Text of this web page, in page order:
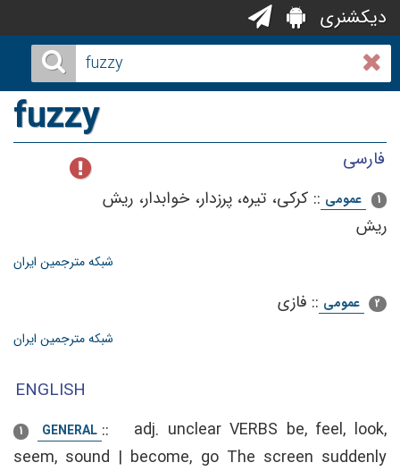
دیکشنری
fuzzy
فارسی
1 عمومی :: كركی‌، تیره‌، پرزدار، خوابدار، ریش‌
ریش‌
شبکه مترجمین ایران
2 عمومی :: فازی
شبکه مترجمین ایران
ENGLISH
1 GENERAL ::
adj. unclear VERBS be, feel, look,
seem, sound | become, go The screen suddenly